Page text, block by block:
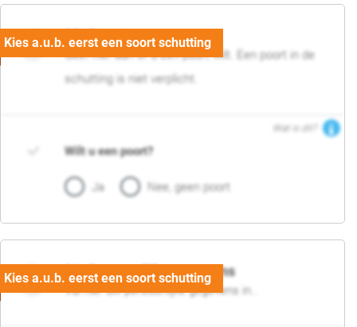
05. Poort
Geef hier aan of u een poort wilt. Een poort in de
schutting is niet verplicht.
Wat is dit?
Wilt u een poort?
Ja Nee, geen poort
06. Persoonlijke gegevens
Vul hier uw persoonlijke gegevens in..